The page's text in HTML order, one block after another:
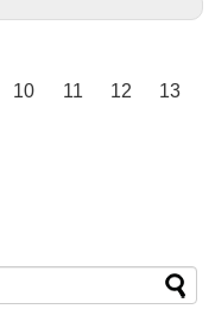
10 11 12 13